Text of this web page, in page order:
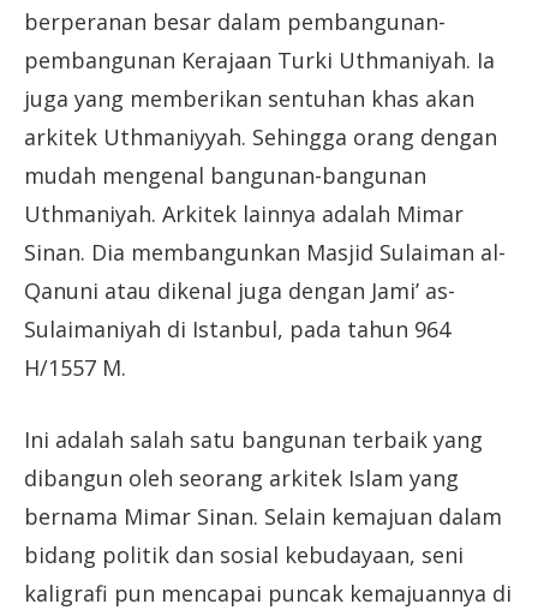
berperanan besar dalam pembangunan-
pembangunan Kerajaan Turki Uthmaniyah. Ia
juga yang memberikan sentuhan khas akan
arkitek Uthmaniyyah. Sehingga orang dengan
mudah mengenal bangunan-bangunan
Uthmaniyah. Arkitek lainnya adalah Mimar
Sinan. Dia membangunkan Masjid Sulaiman al-
Qanuni atau dikenal juga dengan Jami’ as-
Sulaimaniyah di Istanbul, pada tahun 964
H/1557 M.
Ini adalah salah satu bangunan terbaik yang
dibangun oleh seorang arkitek Islam yang
bernama Mimar Sinan. Selain kemajuan dalam
bidang politik dan sosial kebudayaan, seni
kaligrafi pun mencapai puncak kemajuannya di